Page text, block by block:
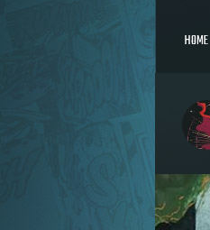
HOME